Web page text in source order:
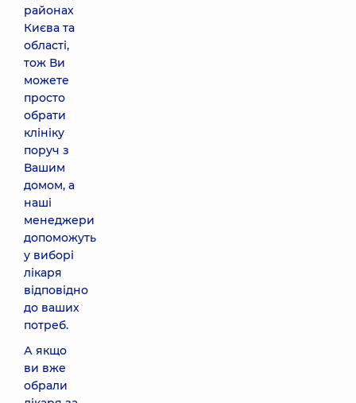
районах
Києва та
області,
тож Ви
можете
просто
обрати
клініку
поруч з
Вашим
домом, а
наші
менеджери
допоможуть
у виборі
лікаря
відповідно
до ваших
потреб.
А якщо
ви вже
обрали